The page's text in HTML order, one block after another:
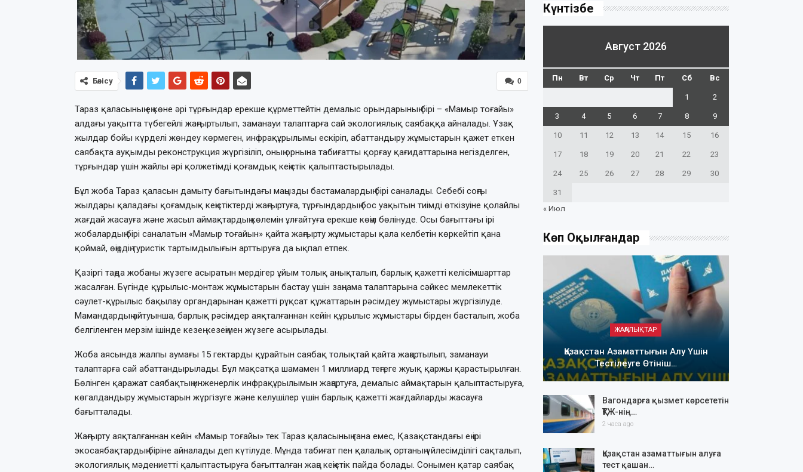
0
Бөлісу
Тараз қаласының ең көне әрі тұрғындар ерекше құрметтейтін демалыс орындарының бірі – «Мамыр тоғайы»
алдағы уақытта түбегейлі жаңғыртылып, заманауи талаптарға сай экологиялық саябаққа айналады. Ұзақ
жылдар бойы күрделі жөндеу көрмеген, инфрақұрылымы ескіріп, абаттандыру жұмыстарын қажет еткен
саябақта ауқымды реконструкция жүргізіліп, оның орнына табиғатты қорғау қағидаттарына негізделген,
тұрғындар үшін жайлы әрі қолжетімді қоғамдық кеңістік қалыптастырылады.
Бұл жоба Тараз қаласын дамыту бағытындағы маңызды бастамалардың бірі саналады. Себебі соңғы
жылдары қаладағы қоғамдық кеңістіктерді жаңғыртуға, тұрғындардың бос уақытын тиімді өткізуіне қолайлы
жағдай жасауға және жасыл аймақтардың көлемін ұлғайтуға ерекше көңіл бөлінуде. Осы бағыттағы ірі
жобалардың бірі саналатын «Мамыр тоғайын» қайта жаңғырту жұмыстары қала келбетін көркейтіп қана
қоймай, өңірдің туристік тартымдылығын арттыруға да ықпал етпек.
Қазіргі таңда жобаны жүзеге асыратын мердігер ұйым толық анықталып, барлық қажетті келісімшарттар
жасалған. Бүгінде құрылыс-монтаж жұмыстарын бастау үшін заңнама талаптарына сәйкес мемлекеттік
сәулет-құрылыс бақылау органдарынан қажетті рұқсат құжаттарын рәсімдеу жұмыстары жүргізілуде.
Мамандардың айтуынша, барлық рәсімдер аяқталғаннан кейін құрылыс жұмыстары бірден басталып, жоба
белгіленген мерзім ішінде кезең-кезеңімен жүзеге асырылады.
Жоба аясында жалпы аумағы 15 гектарды құрайтын саябақ толықтай қайта жаңартылып, заманауи
талаптарға сай абаттандырылады. Бұл мақсатқа шамамен 1 миллиард теңгеге жуық қаржы қарастырылған.
Бөлінген қаражат саябақтың инженерлік инфрақұрылымын жаңартуға, демалыс аймақтарын қалыптастыруға,
көгалдандыру жұмыстарын жүргізуге және келушілер үшін барлық қажетті жағдайларды жасауға
бағытталады.
Жаңғырту аяқталғаннан кейін «Мамыр тоғайы» тек Тараз қаласының ғана емес, Қазақстандағы ең ірі
экосаябақтардың біріне айналады деп күтілуде. Мұнда табиғат пен қалалық ортаның үйлесімділігі сақталып,
экологиялық мәдениетті қалыптастыруға бағытталған жаңа кеңістік пайда болады. Сонымен қатар саябақ
Күнтізбе
Август 2026
Пн Вт Ср Чт Пт Сб Вс
1 2
3 4 5 6 7 8 9
10 11 12 13 14 15 16
17 18 19 20 21 22 23
24 25 26 27 28 29 30
31
« Июл
Көп Оқылғандар
ЖАҢАЛЫҚТАР
Қазақстан Азаматтығын Алу Үшін
Тестілеуге Өтініш…
Вагондарға қызмет көрсететін
ҚТЖ-нің…
2 часа ago
Қазақстан азаматтығын алуға
тест қашан…